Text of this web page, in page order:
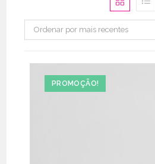
Ordenar por mais recentes
PROMOÇÃO!